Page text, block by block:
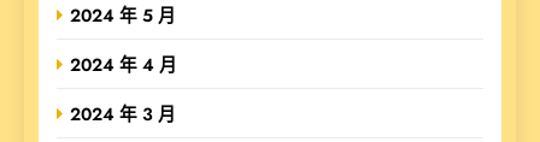
2024 年 5 月
2024 年 4 月
2024 年 3 月